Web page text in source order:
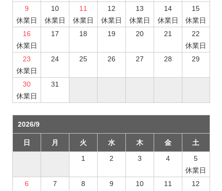
9
休業日
10
休業日
11
休業日
12
休業日
13
休業日
14
休業日
15
休業日
16
休業日
17 18 19 20 21
22
休業日
23
休業日
24 25 26 27 28 29
30
休業日
31
2026/9
日 月 火 水 木 金
土
1
2 3 4
5
休業日
6
7 8 9 10 11
12